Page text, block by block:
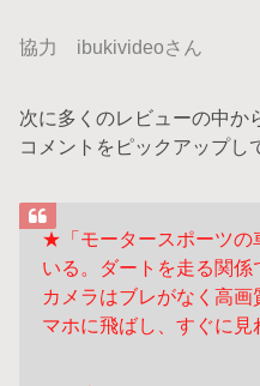
協力 ibukivideoさん
次に多くのレビューの中か
コメントをピックアップし
★「モータースポーツの
いる。ダートを走る関係
カメラはブレがなく高
マホに飛ばし、すぐに見